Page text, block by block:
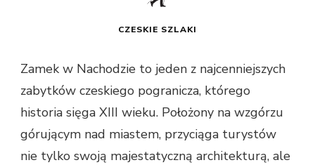
CZESKIE SZLAKI
Zamek w Nachodzie to jeden z najcenniejszych
zabytków czeskiego pogranicza, którego
historia sięga XIII wieku. Położony na wzgórzu
górującym nad miastem, przyciąga turystów
nie tylko swoją majestatyczną architekturą, ale